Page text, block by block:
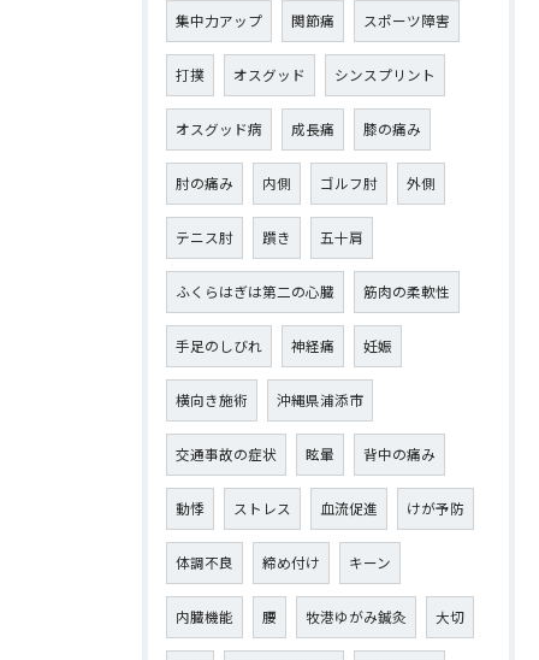
集中力アップ 関節痛 スポーツ障害
打撲 オスグッド シンスプリント
オスグッド病 成長痛 膝の痛み
肘の痛み 内側 ゴルフ肘 外側
テニス肘 躓き 五十肩
ふくらはぎは第二の心臓 筋肉の柔軟性
手足のしびれ 神経痛 妊娠
横向き施術 沖縄県浦添市
交通事故の症状 眩暈 背中の痛み
動悸 ストレス 血流促進 けが予防
体調不良 締め付け キーン
内臓機能 腰 牧港ゆがみ鍼灸 大切